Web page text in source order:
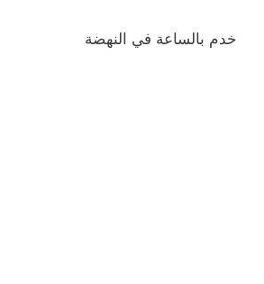
خدم بالساعة في النهضة